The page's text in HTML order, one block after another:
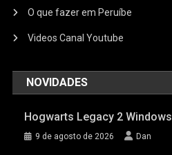
O que fazer em Peruíbe
Videos Canal Youtube
NOVIDADES
Hogwarts Legacy 2 Windows
9 de agosto de 2026 Dan